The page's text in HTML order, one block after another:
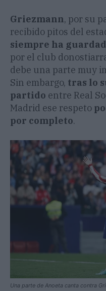
Griezmann, por su
recibido pitos del
siempre ha
por el club
debe una parte muy
Sin embargo, tras lo
partido entre Real
Madrid ese respeto
por completo.
Una parte de Anoeta canta contra